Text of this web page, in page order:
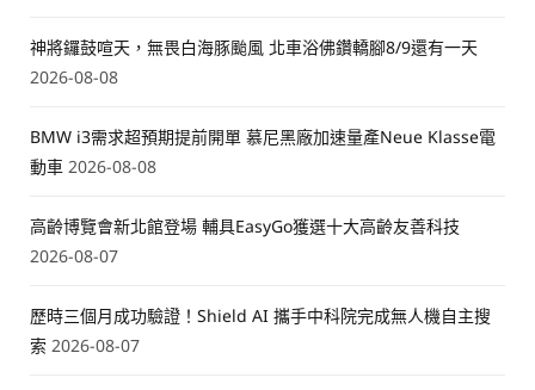
神將鑼鼓喧天，無畏白海豚颱風 北車浴佛鑽轎腳8/9還有一天
2026-08-08
BMW i3需求超預期提前開單 慕尼黑廠加速量產Neue Klasse電
動車 2026-08-08
高齡博覽會新北館登場 輔具EasyGo獲選十大高齡友善科技
2026-08-07
歷時三個月成功驗證！Shield AI 攜手中科院完成無人機自主搜
索 2026-08-07